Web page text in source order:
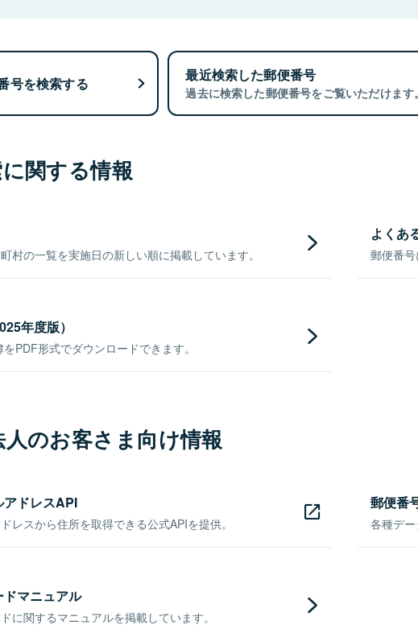
号を検索する 最近検索した郵便番号
過去に検索した郵便番号をご覧いただけます。
関する情報
村の一覧を実施日の新しい順に掲載しています。
よくあ
郵便番号
年度版）
PDF形式でダウンロードできます。
のお客さま向け情報
ドレスAPI
レスから住所を取得できる公式APIを提供。
郵便番
各種デ
マニュアル
に関するマニュアルを掲載しています。